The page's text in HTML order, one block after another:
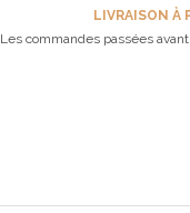
LIVRAISON À
Les commandes passées